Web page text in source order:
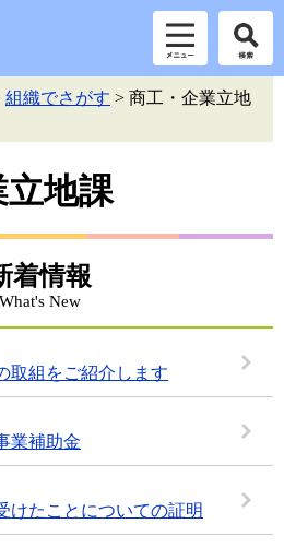
組織でさがす > 商工・企業立地
地課
着情報
What's New
取組をご紹介します
業補助金
けたことについての証明